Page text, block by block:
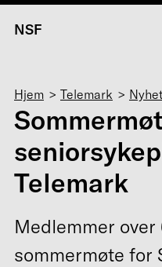
NSF
Navigasjonssti
Hjem Telemark
Telemark
Medlemmer
sommermøte for